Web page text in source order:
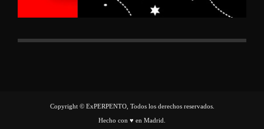
Copyright © ExPERPENTO, Todos los derechos reservados.
Hecho con ♥ en Madrid.